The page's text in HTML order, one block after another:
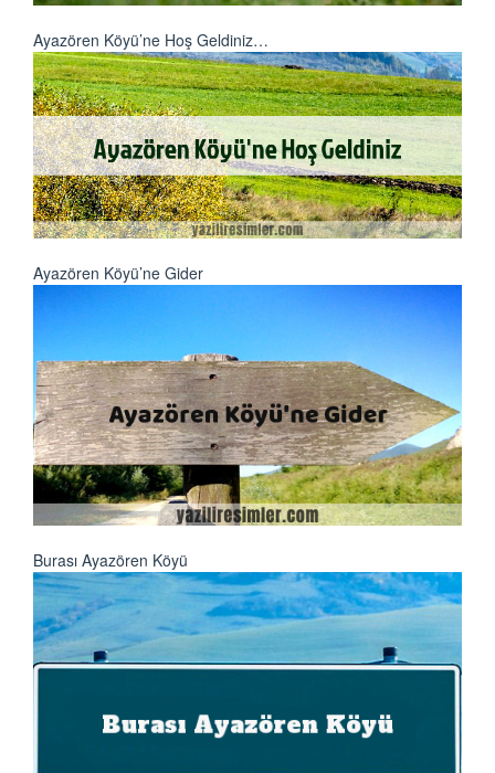
Ayazören Köyü’ne Hoş Geldiniz…
Ayazören Köyü’ne Gider
Burası Ayazören Köyü